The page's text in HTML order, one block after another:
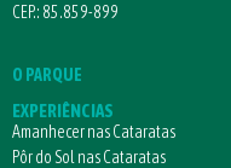
CEP.: 85.859-899
O PARQUE
EXPERIÊNCIAS
Amanhecer nas Cataratas
Pôr do Sol nas Cataratas